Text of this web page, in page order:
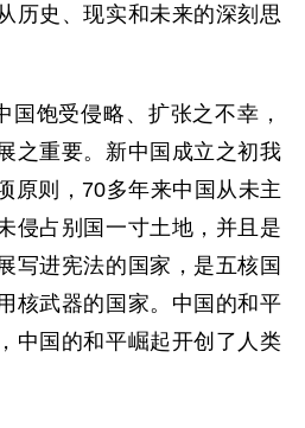
历史、现实和未来的深刻思
国饱受侵略、扩张之不幸，
之重要。新中国成立之初我
原则，70多年来中国从未主
侵占别国一寸土地，并且是
写进宪法的国家，是五核国
核武器的国家。中国的和平
中国的和平崛起开创了人类